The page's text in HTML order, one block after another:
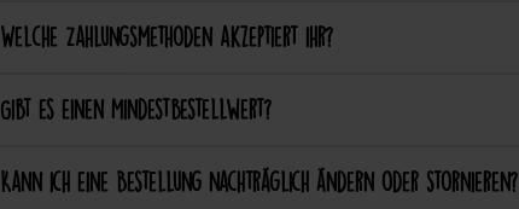
Welche Zahlungsmethoden akzeptiert ihr?
Gibt es einen Mindestbestellwert?
Kann ich eine Bestellung nachträglich ändern oder stornieren?